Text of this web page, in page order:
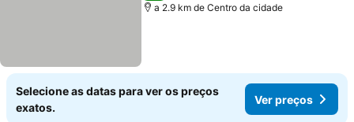
a 2.9 km de Centro da cidade
Selecione as datas para ver os preços
exatos.
Ver preços